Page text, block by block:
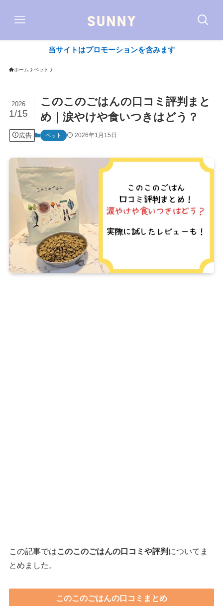
当サイトはプロモーションを含みます
ホーム ペット
このこのごはんの口コミ評判まと
め｜涙やけや食いつきはどう？
2026
1/15
広告 ペット 2026年1月15日
この記事ではこのこのごはんの口コミや評判 についてま
とめました。
このこのごはんの口コミまとめ